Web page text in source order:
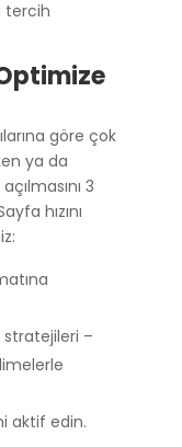
tercih
Optimize
göre çok
ya da
3
hızını
stratejileri –
aktif edin.